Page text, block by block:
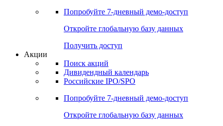
Попробуйте 7-дневный демо-доступ
Откройте глобальную базу данных
Получить доступ
Акции
Поиск акций
Дивидендный календарь
Российские IPO/SPO
Попробуйте 7-дневный демо-доступ
Откройте глобальную базу данных